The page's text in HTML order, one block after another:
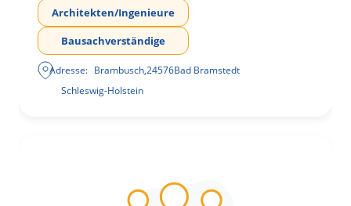
Architekten/Ingenieure
Bausachverständige
Adresse: Brambusch,24576Bad Bramstedt
Schleswig-Holstein